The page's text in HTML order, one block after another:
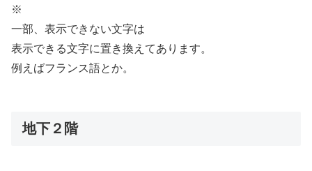
※
一部、表示できない文字は
表示できる文字に置き換えてあります。
例えばフランス語とか。
地下２階